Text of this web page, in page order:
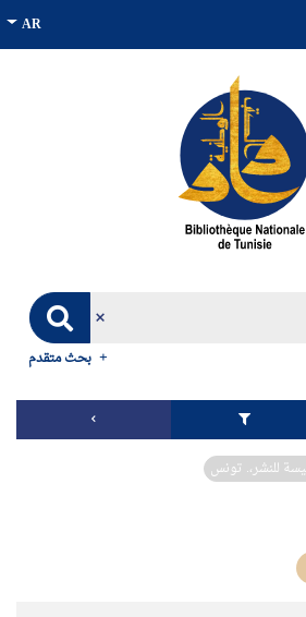
بحث متقدم